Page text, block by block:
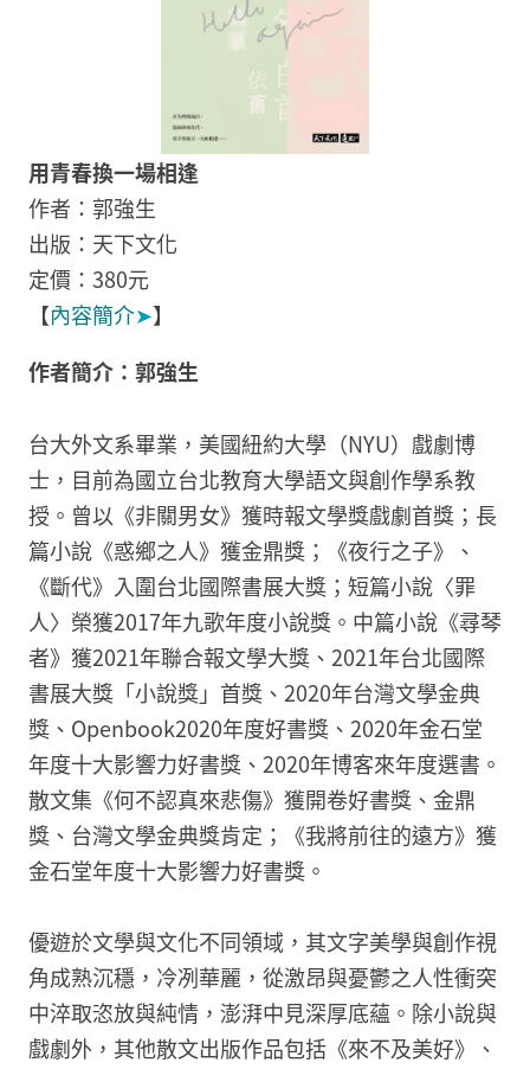
用青春換一場相逢
作者：郭強生
出版：天下文化
定價：380元
【內容簡介➤】
作者簡介： 郭強生
台大外文系畢業，美國紐約大學（NYU）戲劇博
士，目前為國立台北教育大學語文與創作學系教
授。曾以《非關男女》獲時報文學獎戲劇首獎；長
篇小說《惑鄉之人》獲金鼎獎；《夜行之子》、
《斷代》入圍台北國際書展大獎；短篇小說〈罪
人〉榮獲2017年九歌年度小說獎。中篇小說《尋琴
者》獲2021年聯合報文學大獎、2021年台北國際
書展大獎「小說獎」首獎、2020年台灣文學金典
獎、Openbook2020年度好書獎、2020年金石堂
年度十大影響力好書獎、2020年博客來年度選書。
散文集《何不認真來悲傷》獲開卷好書獎、金鼎
獎、台灣文學金典獎肯定；《我將前往的遠方》獲
金石堂年度十大影響力好書獎。
優遊於文學與文化不同領域，其文字美學與創作視
角成熟沉穩，冷冽華麗，從激昂與憂鬱之人性衝突
中淬取恣放與純情，澎湃中見深厚底蘊。除小說與
戲劇外，其他散文出版作品包括《來不及美好》、